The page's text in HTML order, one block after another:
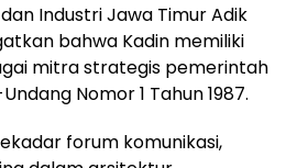
Industri Jawa Timur Adik
bahwa Kadin memiliki
mitra strategis pemerintah
Nomor 1 Tahun 1987.
forum komunikasi,